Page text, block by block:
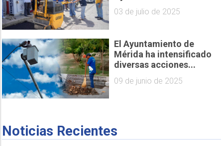
03 de julio de 2025
El Ayuntamiento de
Mérida ha intensificado
diversas acciones...
09 de junio de 2025
Noticias Recientes